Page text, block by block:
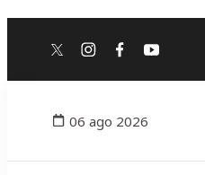
twitterinstagram
facebook
youtube
06 ago 2026